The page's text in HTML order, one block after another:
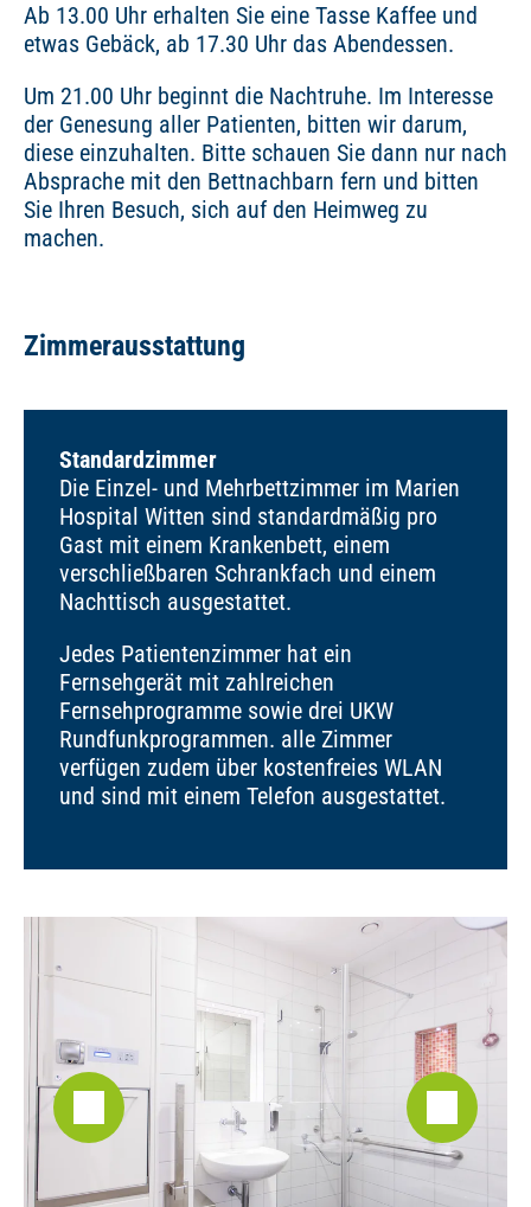
Ab 13.00 Uhr erhalten Sie eine Tasse Kaffee und
etwas Gebäck, ab 17.30 Uhr das Abendessen.
Um 21.00 Uhr beginnt die Nachtruhe. Im Interesse
der Genesung aller Patienten, bitten wir darum,
diese einzuhalten. Bitte schauen Sie dann nur nach
Absprache mit den Bettnachbarn fern und bitten
Sie Ihren Besuch, sich auf den Heimweg zu
machen.
Zimmerausstattung
Standardzimmer
Die Einzel- und Mehrbettzimmer im Marien
Hospital Witten sind standardmäßig pro
Gast mit einem Krankenbett, einem
verschließbaren Schrankfach und einem
Nachttisch ausgestattet.
Jedes Patientenzimmer hat ein
Fernsehgerät mit zahlreichen
Fernsehprogramme sowie drei UKW
Rundfunkprogrammen. alle Zimmer
verfügen zudem über kostenfreies WLAN
und sind mit einem Telefon ausgestattet.